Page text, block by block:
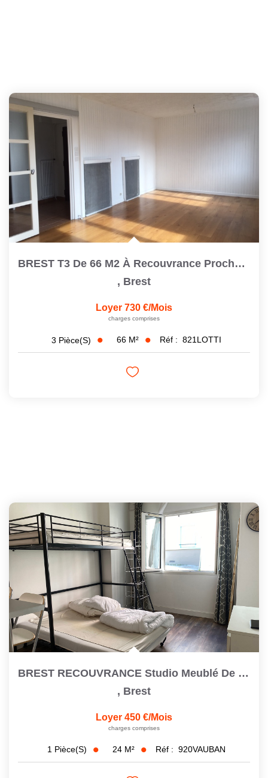
BREST T3 De 66 M2 À Recouvrance Proche Cafarelli Avec Un...
, Brest
Loyer 730 €/mois
charges comprises
3 Pièce(s) 66 M² Réf : 821LOTTI
BREST RECOUVRANCE Studio Meublé De 23,6 M2
, Brest
Loyer 450 €/mois
charges comprises
1 Pièce(s) 24 M² Réf : 920VAUBAN